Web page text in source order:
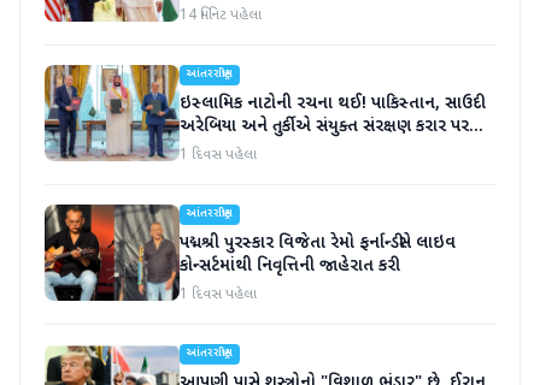
14 મિનિટ પહેલા
આંતરરાષ્ટ્રીય
ઇસ્લામિક નાટોની રચના થઈ! પાકિસ્તાન, સાઉદી
અરેબિયા અને તુર્કીએ સંયુક્ત સંરક્ષણ કરાર પર
હસ્તાક્ષર
1 દિવસ પહેલા
આંતરરાષ્ટ્રીય
પદ્મશ્રી પુરસ્કાર વિજેતા રેમો ફર્નાન્ડીસે લાઇવ
કોન્સર્ટમાંથી નિવૃત્તિની જાહેરાત કરી
1 દિવસ પહેલા
આંતરરાષ્ટ્રીય